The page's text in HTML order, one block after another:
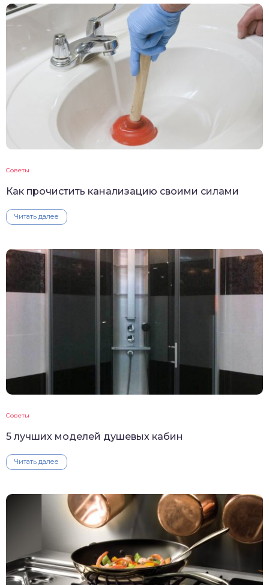
Советы
Как прочистить канализацию своими силами
Читать далее
Советы
5 лучших моделей душевых кабин
Читать далее